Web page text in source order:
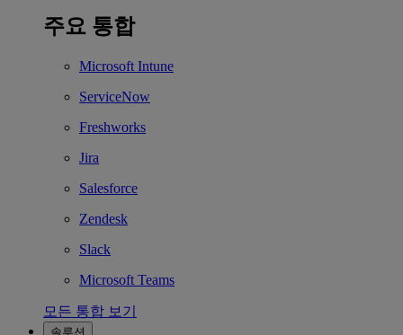
주요 통합
Microsoft Intune
ServiceNow
Freshworks
Jira
Salesforce
Zendesk
Slack
Microsoft Teams
모든 통합 보기
솔루션